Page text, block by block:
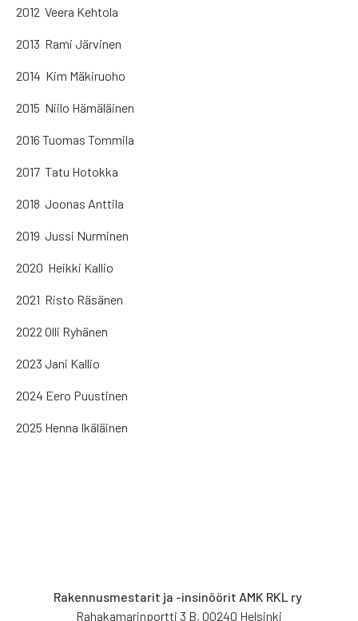
2012 Veera Kehtola
2013 Rami Järvinen
2014 Kim Mäkiruoho
2015 Niilo Hämäläinen
2016 Tuomas Tommila
2017 Tatu Hotokka
2018 Joonas Anttila
2019 Jussi Nurminen
2020 Heikki Kallio
2021 Risto Räsänen
2022 Olli Ryhänen
2023 Jani Kallio
2024 Eero Puustinen
2025 Henna Ikäläinen
Rakennusmestarit ja -insinöörit AMK RKL ry
Rahakamarinportti 3 B, 00240 Helsinki